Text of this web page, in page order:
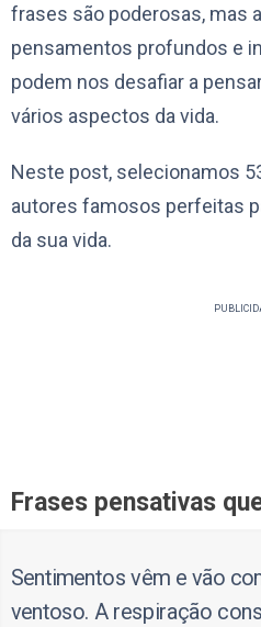
frases são poderosas, mas
pensamentos profundos e
podem nos desafiar a
vários aspectos da vida.
Neste post, selecionamos
autores famosos perfeitas
da sua vida.
Frases pensativas
Sentimentos vêm e vão
ventoso. A respiração